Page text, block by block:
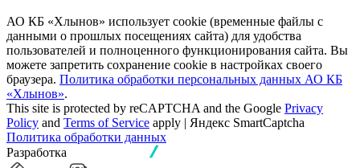
АО КБ «Хлынов» использует cookie (временные файлы с
данными о прошлых посещениях сайта) для удобства
пользователей и полноценного функционирования сайта. Вы
можете запретить сохранение cookie в настройках своего
браузера. Политика обработки персональных данных АО КБ
«Хлынов».
This site is protected by reCAPTCHA and the Google Privacy
Policy and Terms of Service apply | Яндекс SmartCaptcha
Политика обработки данных
Разработка